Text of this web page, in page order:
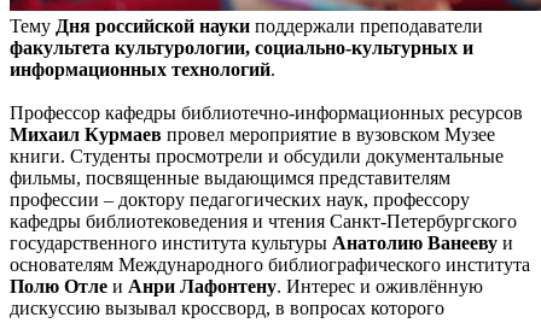
Тему Дня российской науки поддержали преподаватели
факультета культурологии, социально-культурных и
информационных технологий.
Профессор кафедры библиотечно-информационных ресурсов
Михаил Курмаев провел мероприятие в вузовском Музее
книги. Студенты просмотрели и обсудили документальные
фильмы, посвященные выдающимся представителям
профессии – доктору педагогических наук, профессору
кафедры библиотековедения и чтения Санкт-Петербургского
государственного института культуры Анатолию Ванееву и
основателям Международного библиографического института
Полю Отле и Анри Лафонтену. Интерес и оживлённую
дискуссию вызывал кроссворд, в вопросах которого